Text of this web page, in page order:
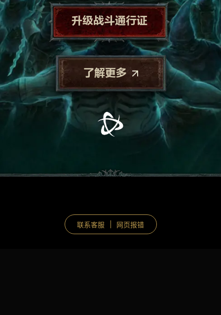
升级战斗通行证
了解更多
联系客服 网页报错